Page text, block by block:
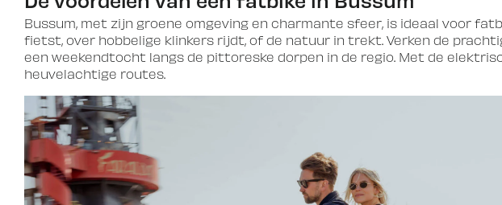
Bussum, met zijn groene omgeving en charmante sfeer, is ideaal voor
fietst, over hobbelige klinkers rijdt, of de natuur in trekt. Verken de
een weekendtocht langs de pittoreske dorpen in de regio. Met de
heuvelachtige routes.